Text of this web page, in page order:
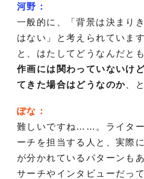
河野：
一般的に、「背景は決まり
はない」と考えられていま
と、はたしてどうなんだと
作画には関わっていないけ
てきた場合はどうなのか 、
ぽな：
難しいですね……。ライタ
ーチを担当する人と、実際
が分かれているパターンも
サーチやインタビューだっ